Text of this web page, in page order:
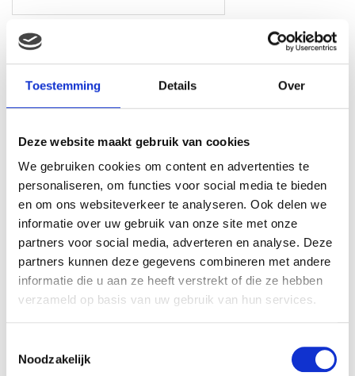
Toestemming Details Over
Deze website maakt gebruik van cookies
We gebruiken cookies om content en advertenties te
personaliseren, om functies voor social media te bieden
en om ons websiteverkeer te analyseren. Ook delen we
informatie over uw gebruik van onze site met onze
partners voor social media, adverteren en analyse. Deze
partners kunnen deze gegevens combineren met andere
informatie die u aan ze heeft verstrekt of die ze hebben
verzameld op basis van uw gebruik van hun services.
Noodzakelijk
bes en appel (6-pack) Ontbijtpap – licht volkoren